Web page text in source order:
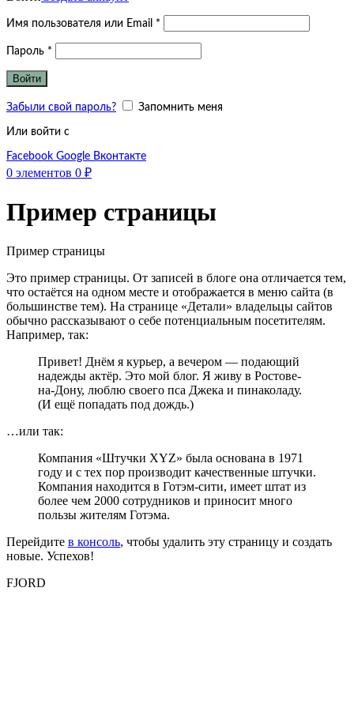
Имя пользователя или Email *
Пароль *
Войти
Забыли свой пароль? Запомнить меня
Или войти с
Facebook Google Вконтакте
0 элементов 0 ₽
Пример страницы
Пример страницы
Это пример страницы. От записей в блоге она отличается тем,
что остаётся на одном месте и отображается в меню сайта (в
большинстве тем). На странице «Детали» владельцы сайтов
обычно рассказывают о себе потенциальным посетителям.
Например, так:
Привет! Днём я курьер, а вечером — подающий
надежды актёр. Это мой блог. Я живу в Ростове-
на-Дону, люблю своего пса Джека и пинаколаду.
(И ещё попадать под дождь.)
…или так:
Компания «Штучки XYZ» была основана в 1971
году и с тех пор производит качественные штучки.
Компания находится в Готэм-сити, имеет штат из
более чем 2000 сотрудников и приносит много
пользы жителям Готэма.
Перейдите в консоль, чтобы удалить эту страницу и создать
новые. Успехов!
FJORD